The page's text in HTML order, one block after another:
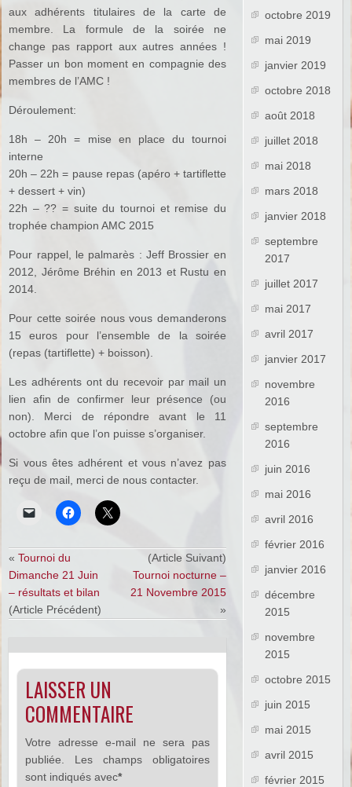
aux adhérents titulaires de la carte de
membre. La formule de la soirée ne
change pas rapport aux autres années !
Passer un bon moment en compagnie des
membres de l’AMC !
Déroulement:
18h – 20h = mise en place du tournoi
interne
20h – 22h = pause repas (apéro + tartiflette
+ dessert + vin)
22h – ?? = suite du tournoi et remise du
trophée champion AMC 2015
Pour rappel, le palmarès : Jeff Brossier en
2012, Jérôme Bréhin en 2013 et Rustu en
2014.
Pour cette soirée nous vous demanderons
15 euros pour l’ensemble de la soirée
(repas (tartiflette) + boisson).
Les adhérents ont du recevoir par mail un
lien afin de confirmer leur présence (ou
non). Merci de répondre avant le 11
octobre afin que l’on puisse s’organiser.
Si vous êtes adhérent et vous n’avez pas
reçu de mail, merci de nous contacter.
«Tournoi du
Dimanche 21 Juin
– résultats et bilan
(Article Précédent)
(Article Suivant)
Tournoi nocturne –
21 Novembre 2015
»
LAISSER UN
COMMENTAIRE
Votre adresse e-mail ne sera pas
publiée.
Les champs obligatoires
sont indiqués avec*
octobre 2019
mai 2019
janvier 2019
octobre 2018
août 2018
juillet 2018
mai 2018
mars 2018
janvier 2018
septembre
2017
juillet 2017
mai 2017
avril 2017
janvier 2017
novembre
2016
septembre
2016
juin 2016
mai 2016
avril 2016
février 2016
janvier 2016
décembre
2015
novembre
2015
octobre 2015
juin 2015
mai 2015
avril 2015
février 2015